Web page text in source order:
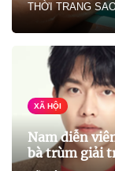
THỜI TRANG
XÃ HỘI
Nam diễn
bà trùm giải